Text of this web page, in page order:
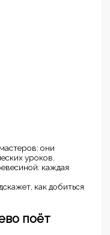
они
уроков.
каждая
как добиться
поёт